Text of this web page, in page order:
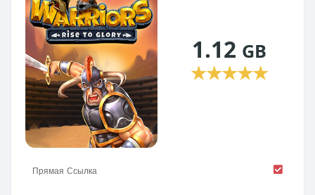
1.12 GB
★★★★★
Прямая Ссылка